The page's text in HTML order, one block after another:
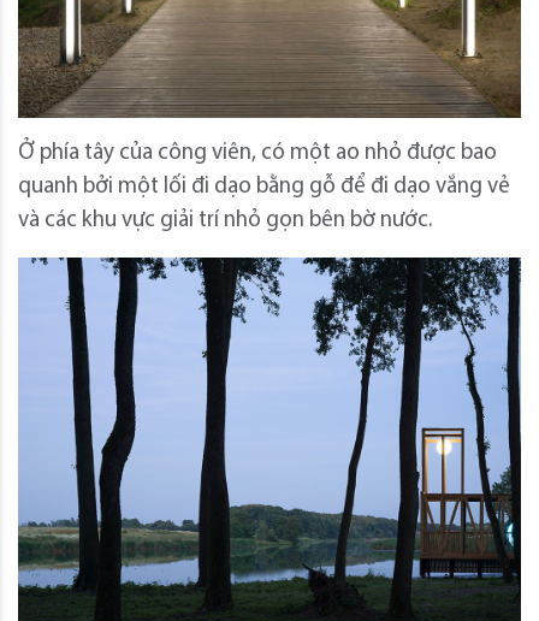
Ở phía tây của công viên, có một ao nhỏ được bao
quanh bởi một lối đi dạo bằng gỗ để đi dạo vắng vẻ
và các khu vực giải trí nhỏ gọn bên bờ nước.